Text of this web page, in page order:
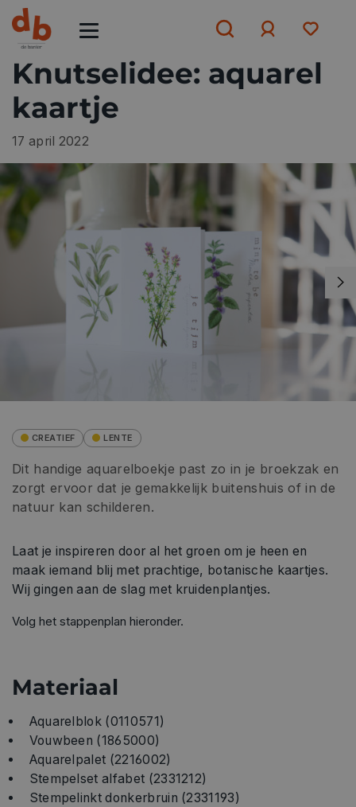
Knutselidee: aquarel
kaartje
17 april 2022
CREATIEF LENTE
Dit handige aquarelboekje past zo in je broekzak en
zorgt ervoor dat je gemakkelijk buitenshuis of in de
natuur kan schilderen.
Laat je inspireren door al het groen om je heen en
maak iemand blij met prachtige, botanische kaartjes.
Wij gingen aan de slag met kruidenplantjes.
Volg het stappenplan hieronder.
Materiaal
Aquarelblok (0110571)
Vouwbeen (1865000)
Aquarelpalet (2216002)
Stempelset alfabet (2331212)
Stempelinkt donkerbruin (2331193)